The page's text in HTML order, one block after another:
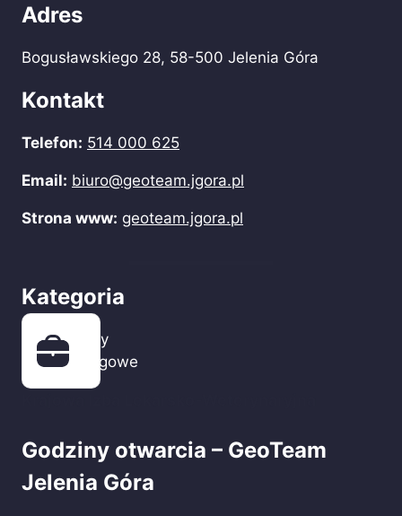
Adres
Bogusławskiego 28, 58-500 Jelenia Góra
Kontakt
Telefon: 514 000 625
Email: biuro@geoteam.jgora.pl
Strona www: geoteam.jgora.pl
Kategoria
Firmy
usługowe
Godziny otwarcia – GeoTeam
Jelenia Góra